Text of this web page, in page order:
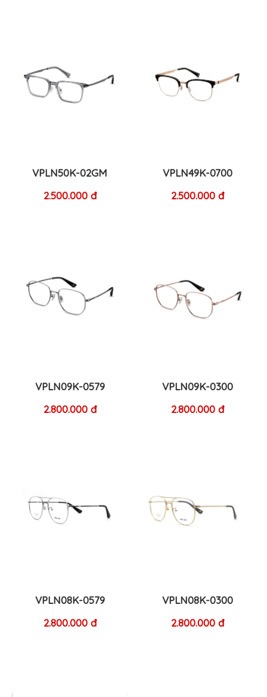
VPLN50K-02GM
2.500.000 đ
VPLN49K-0700
2.500.000 đ
VPLN09K-0579
2.800.000 đ
VPLN09K-0300
2.800.000 đ
VPLN08K-0579
2.800.000 đ
VPLN08K-0300
2.800.000 đ